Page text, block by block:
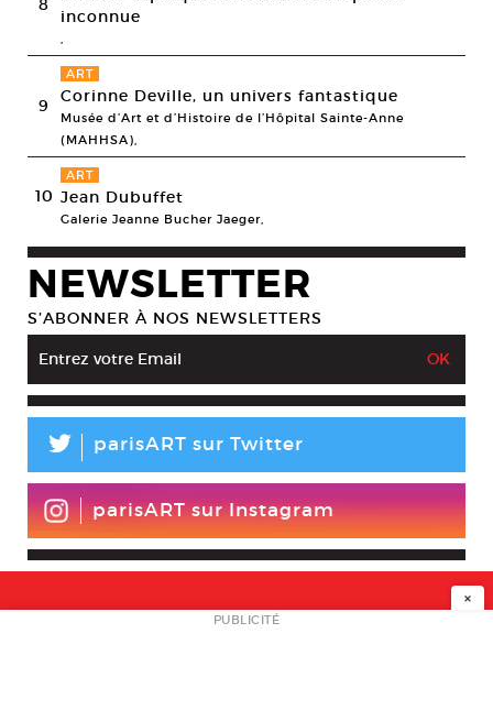
8
inconnue
,
9
ART
Corinne Deville, un univers fantastique
Musée d’Art et d’Histoire de l’Hôpital Sainte-Anne
(MAHHSA),
10
ART
Jean Dubuffet
Galerie Jeanne Bucher Jaeger,
NEWSLETTER
S’ABONNER À NOS NEWSLETTERS
L parisART sur Twitter
parisART sur Instagram
NEWSLETTER
×
PUBLICITÉ